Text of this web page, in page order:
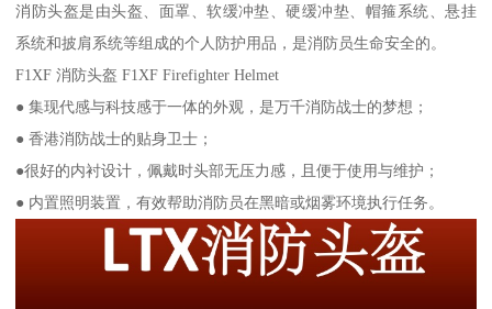
消防头盔是由头盔、面罩、软缓冲垫、硬缓冲垫、帽箍系统、悬挂
系统和披肩系统等组成的个人防护用品，是消防员生命安全的。
F1XF 消防头盔 F1XF Firefighter Helmet
● 集现代感与科技感于一体的外观，是万千消防战士的梦想；
● 香港消防战士的贴身卫士；
●很好的内衬设计，佩戴时头部无压力感，且便于使用与维护；
● 内置照明装置，有效帮助消防员在黑暗或烟雾环境执行任务。